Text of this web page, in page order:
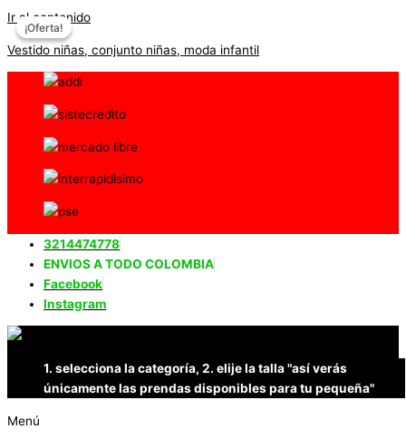
Ir al contenido
Vestido niñas, conjunto niñas, moda infantil
3214474778
ENVIOS A TODO COLOMBIA
Facebook
Instagram
1. selecciona la categoría, 2. elije la talla "así verás
únicamente las prendas disponibles para tu pequeña"
Menú
¡Oferta!
¡Oferta!